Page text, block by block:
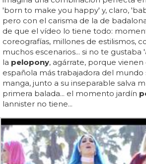
'born to make you happy' y, claro,
pero con el carisma de la de
de que el vídeo lo tiene todo:
coreografías, millones de estilismos,
muchos escenarios... si no te
la pelopony, agárrate, porque vienen
española más trabajadora del mundo
manga, junto a su inseparable salva
primera balada... el momento jardín
lannister no tiene...